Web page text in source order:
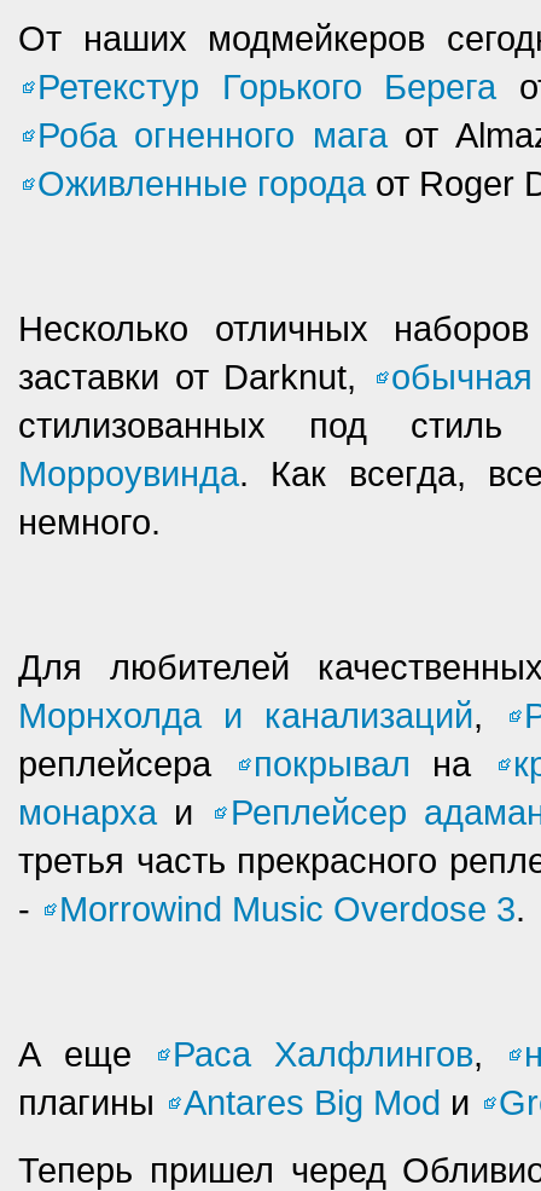
От наших модмейкеров
Ретекстур Горького Берега
Роба огненного магаот
Оживленные городаот Roger
Несколько отличных
заставки от Darknut,
обычная
стилизованных под
Морроувинда. Как всегда,
немного.
Для любителей
Морнхолда и канализаций,
реплейсера
покрывал на
монархаи
Реплейсер
третья часть прекрасного
-
Morrowind Music Overdose 3.
А еще Раса Халфлингов,
плагины
Antares Big Mod и
Теперь пришел черед